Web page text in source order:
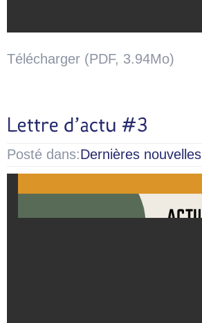
Télécharger (PDF, 3.94Mo)
Posté dans:Dernières nouvelles